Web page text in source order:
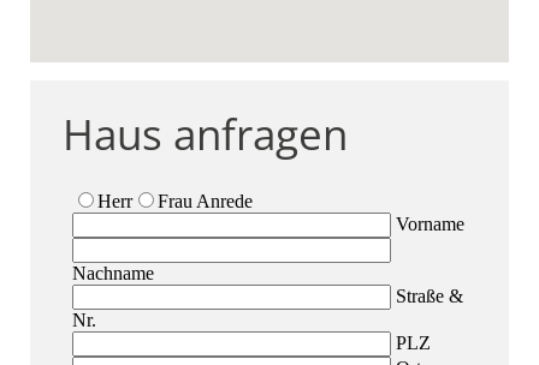
Haus anfragen